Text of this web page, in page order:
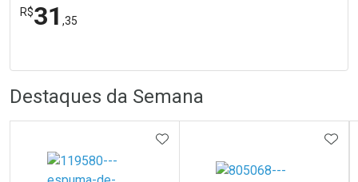
R$31 ,35
Laboratório
Destaques da Semana
ADICIONAR AOS FAVORITOS